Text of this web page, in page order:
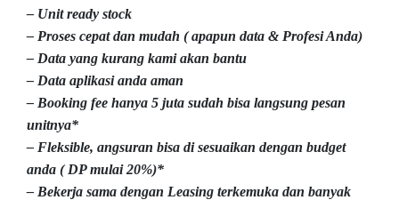
– Unit ready stock
– Proses cepat dan mudah ( apapun data & Profesi Anda)
– Data yang kurang kami akan bantu
– Data aplikasi anda aman
– Booking fee hanya 5 juta sudah bisa langsung pesan
unitnya*
– Fleksible, angsuran bisa di sesuaikan dengan budget
anda ( DP mulai 20%)*
– Bekerja sama dengan Leasing terkemuka dan banyak